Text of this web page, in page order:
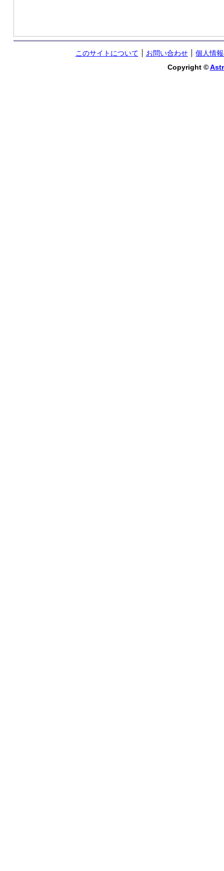
このサイトについて お問い合わせ
個人情
Copyright ©